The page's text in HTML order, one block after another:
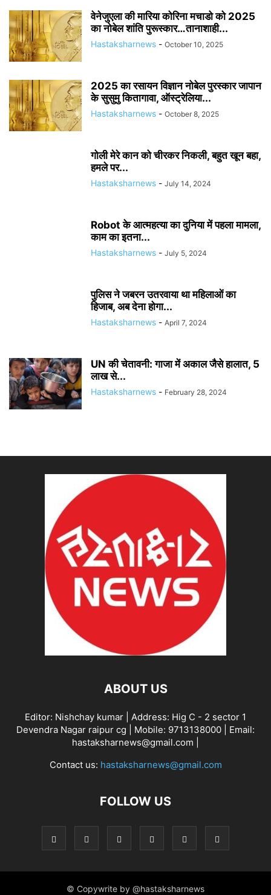
वेनेजुएला की मारिया कोरिना मचाडो को 2025
का नोबेल शांति पुरूस्कार…तानाशाही...
Hastaksharnews - October 10, 2025
2025 का रसायन विज्ञान नोबेल पुरस्कार जापान
के सुसुमु कितागावा, ऑस्ट्रेलिया...
Hastaksharnews - October 8, 2025
गोली मेरे कान को चीरकर निकली, बहुत खून बहा,
हमले पर...
Hastaksharnews - July 14, 2024
Robot के आत्महत्या का दुनिया में पहला मामला,
काम का इतना...
Hastaksharnews - July 5, 2024
पुलिस ने जबरन उतरवाया था महिलाओं का
हिजाब, अब देना होगा...
Hastaksharnews - April 7, 2024
UN की चेतावनी: गाजा में अकाल जैसे हालात, 5
लाख से...
Hastaksharnews - February 28, 2024
ABOUT US
Editor: Nishchay kumar | Address: Hig C - 2 sector 1
Devendra Nagar raipur cg | Mobile: 9713138000 | Email:
hastaksharnews@gmail.com |
Contact us: hastaksharnews@gmail.com
FOLLOW US
© Copywrite by @hastaksharnews